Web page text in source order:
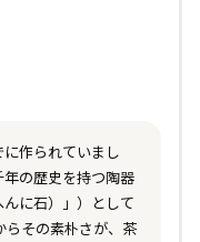
作られていまし
の歴史を持つ陶器
んに石）」）として
らその素朴さが、茶